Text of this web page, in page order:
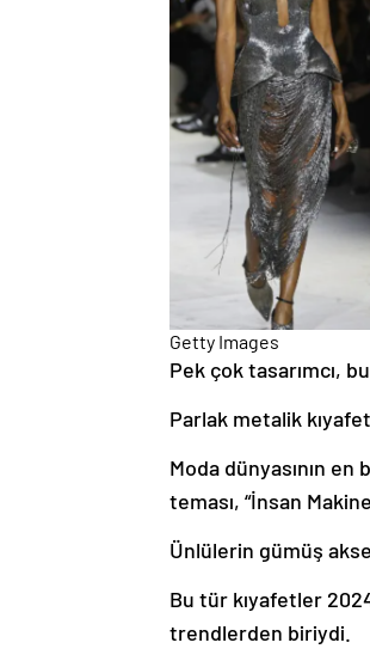
Getty Images
Pek çok tasarımcı,
Parlak metalik
Moda dünyasının en
teması, “İnsan
Ünlülerin gümüş
Bu tür kıyafetler
trendlerden biriydi.